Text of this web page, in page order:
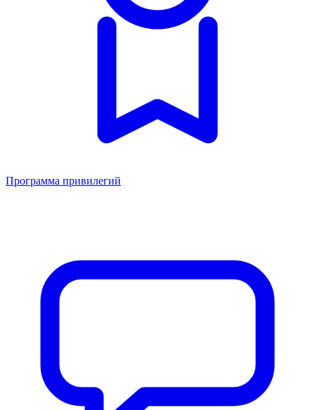
Программа привилегий